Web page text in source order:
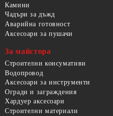
Камини
Чадъри за дъжд
Аварийна готовност
Аксесоари за пушачи
За майстора
Строителни консумативи
Водопровод
Аксесоари за инструменти
Огради и заграждения
Хардуер аксесоари
Строителни материали